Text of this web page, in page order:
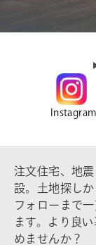
Instagram
注文住宅、地
設。土地探し
フォローまで
ます。より良
めませんか？